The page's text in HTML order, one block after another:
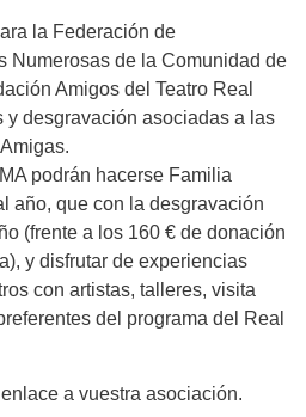
la Federación de
Numerosas de la Comunidad de
Amigos del Teatro Real
y desgravación asociadas a las
podrán hacerse Familia
año, que con la desgravación
(frente a los 160 € de donación
y disfrutar de experiencias
con artistas, talleres, visita
del programa del Real
a vuestra asociación.